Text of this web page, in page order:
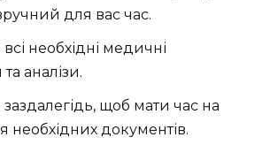
для вас час.
всі необхідні медичні
аналізи.
щоб мати час на
необхідних документів.